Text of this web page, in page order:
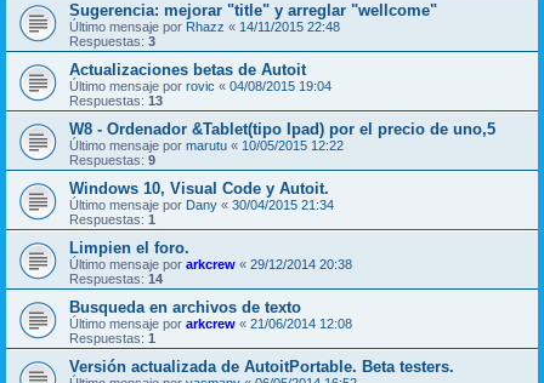
Sugerencia: mejorar "title" y arreglar "wellcome"
Último mensaje por Rhazz « 14/11/2015 22:48
Respuestas: 3
Actualizaciones betas de Autoit
Último mensaje por rovic « 04/08/2015 19:04
Respuestas: 13
W8 - Ordenador &Tablet(tipo Ipad) por el precio de uno,5
Último mensaje por marutu « 10/05/2015 12:22
Respuestas: 9
Windows 10, Visual Code y Autoit.
Último mensaje por Dany « 30/04/2015 21:34
Respuestas: 1
Limpien el foro.
Último mensaje por arkcrew « 29/12/2014 20:38
Respuestas: 14
Busqueda en archivos de texto
Último mensaje por arkcrew « 21/06/2014 12:08
Respuestas: 1
Versión actualizada de AutoitPortable. Beta testers.